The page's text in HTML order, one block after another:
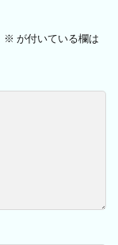
※ が付いている欄は